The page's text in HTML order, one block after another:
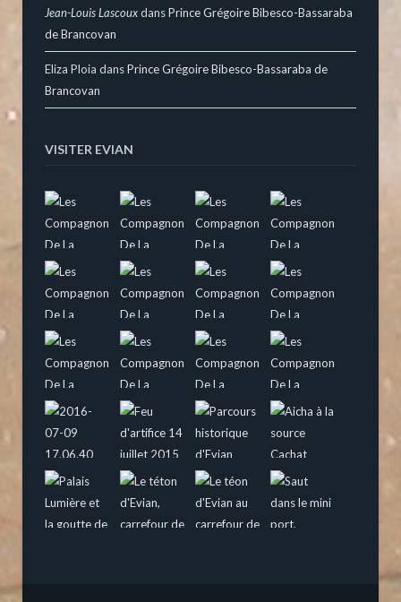
Jean-Louis LascouxdansPrince Grégoire Bibesco-Bassaraba
de Brancovan
Eliza Ploia dansPrince Grégoire Bibesco-Bassaraba de
Brancovan
VISITER EVIAN